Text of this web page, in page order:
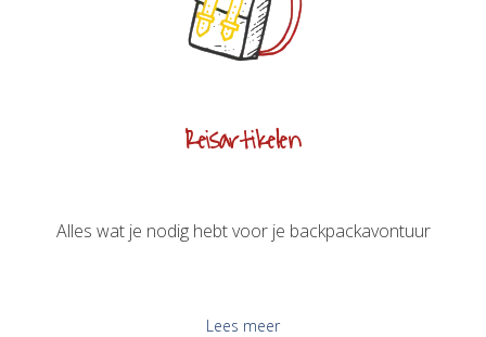
Reisartikelen
Alles wat je nodig hebt voor je backpackavontuur
Lees meer